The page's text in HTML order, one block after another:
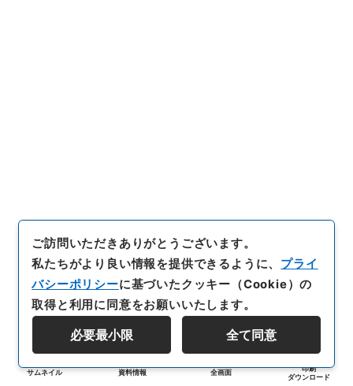
サムネイル 資料情報 全画面
印刷
ダウンロード
ご訪問いただきありがとうございます。
私たちがより良い情報を提供できるように、 プライ
バシーポリシーに基づいたクッキー（Cookie）の
取得と利用に同意をお願いいたします。
必要最小限 全て同意